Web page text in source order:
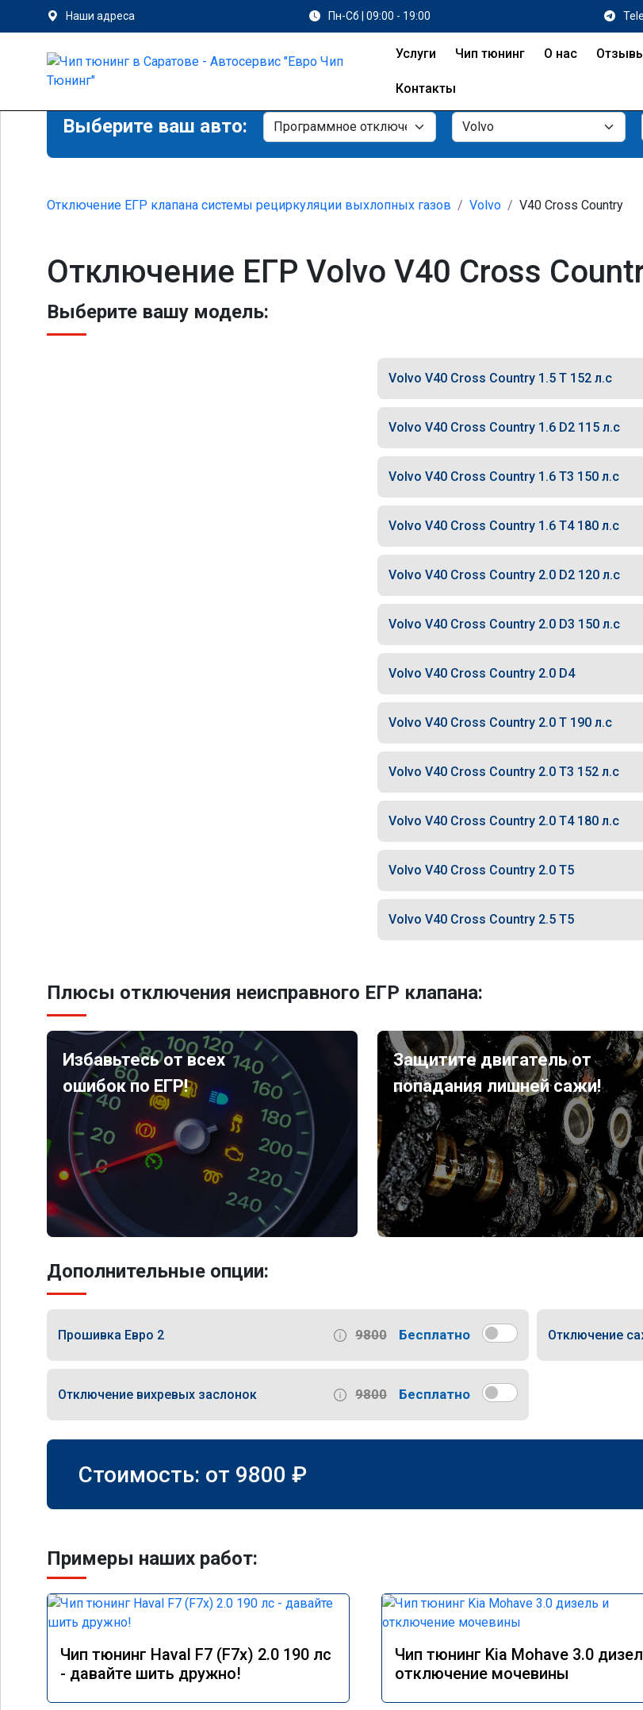
Наши адреса Пн-Сб | 09:00 - 19:00
Услуги Чип тюнинг О нас
Контакты
Выберите ваш авто:
Отключение ЕГР клапана системы рециркуляции выхлопных газов Volvo V40 Cross Country
Отключение ЕГР Volvo V40 Cross
Выберите вашу модель:
Volvo V40 Cross Country 1.5 T 152 л.с
Volvo V40 Cross Country 1.6 D2 115 л.с
Volvo V40 Cross Country 1.6 T3 150 л.с
Volvo V40 Cross Country 1.6 T4 180 л.с
Volvo V40 Cross Country 2.0 D2 120 л.с
Volvo V40 Cross Country 2.0 D3 150 л.с
Volvo V40 Cross Country 2.0 D4
Volvo V40 Cross Country 2.0 T 190 л.с
Volvo V40 Cross Country 2.0 T3 152 л.с
Volvo V40 Cross Country 2.0 T4 180 л.с
Volvo V40 Cross Country 2.0 T5
Volvo V40 Cross Country 2.5 T5
Плюсы отключения неисправного ЕГР клапана:
Избавьтесь от всех
ошибок по ЕГР!
Защитите двигатель от
попадания лишней сажи!
Дополнительные опции:
Прошивка Евро 2 9800 Бесплатно Отключение
Отключение вихревых заслонок 9800 Бесплатно
Стоимость: от 9800 ₽
Примеры наших работ:
Чип тюнинг Haval F7 (F7x) 2.0 190 лс
- давайте шить дружно!
Чип тюнинг Kia Mohave 3.0
отключение мочевины